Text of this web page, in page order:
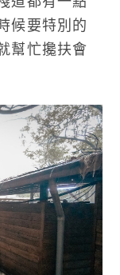
候要特別的
幫忙攙扶會